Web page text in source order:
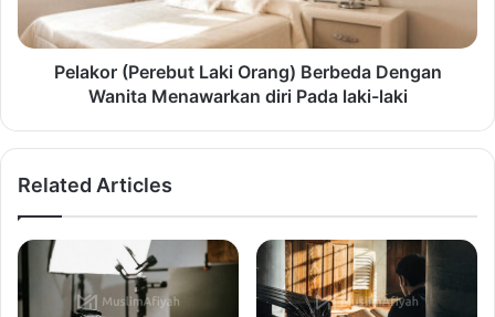
Pelakor (Perebut Laki Orang) Berbeda Dengan
Wanita Menawarkan diri Pada laki-laki
Related Articles